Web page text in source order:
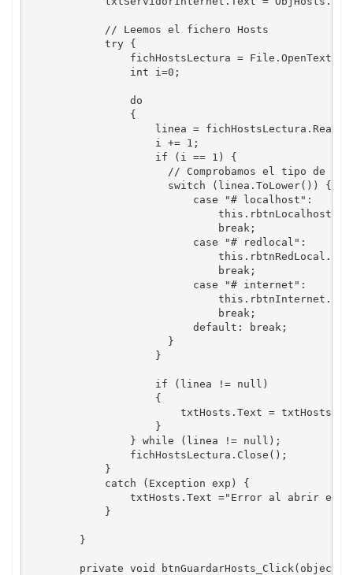
            // Leemos el fichero Hosts
            try {
fichHostsLectura =
                int i=0;
                do
                {
linea =
                    i += 1;
                    if (i == 1) {
// Comprobamos el tipo de
                      switch (linea.ToLower()) {
                          case "# localhost":
                              break;
                          case "# redlocal":
                              break;
                          case "# internet":
                              break;
                          default: break;
                      }
                    }
                    if (linea != null)
                    {
txtHosts.Text =
                    }
                } while (linea != null);
                fichHostsLectura.Close();
            }
            catch (Exception exp) {
txtHosts.Text ="Error al abrir el
            }
        }
private void btnGuardarHosts_Click(object